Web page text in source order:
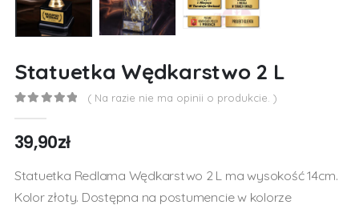
Statuetka Wędkarstwo 2 L
( Na razie nie ma opinii o produkcie. )
39,90zł
Statuetka Redlama Wędkarstwo 2 L ma wysokość 14cm.
Kolor złoty. Dostępna na postumencie w kolorze